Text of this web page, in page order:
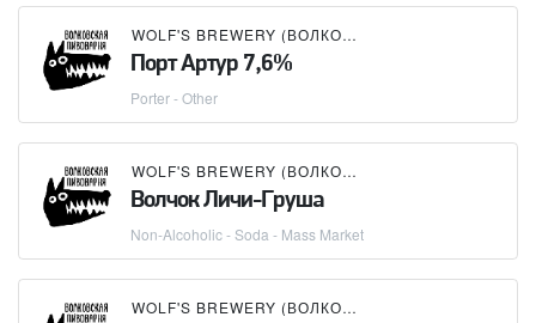
WOLF'S BREWERY (ВОЛКОВСКАЯ ПИВОВАРНЯ)
Порт Артур 7,6%
Porter - Other
WOLF'S BREWERY (ВОЛКОВСКАЯ ПИВОВАРНЯ)
Волчок Личи-Груша
Non-Alcoholic - Soda - Mass Market
WOLF'S BREWERY (ВОЛКОВСКАЯ ПИВОВАРНЯ)